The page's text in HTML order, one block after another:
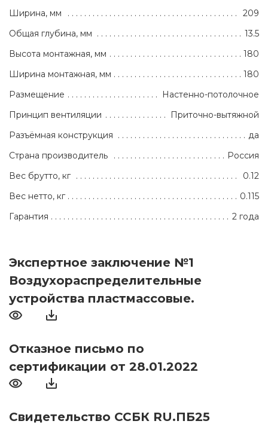
Ширина, мм
209
Общая глубина, мм
13.5
Высота монтажная, мм
180
Ширина монтажная, мм
180
Размещение
Настенно-потолочное
Принцип вентиляции
Приточно-вытяжной
Разъёмная конструкция
да
Страна производитель
Россия
Вес брутто, кг
0.12
Вес нетто, кг
0.115
Гарантия
2 года
Экспертное заключение №1
Воздухораспределительные
устройства пластмассовые.
Отказное письмо по
сертификации от 28.01.2022
Свидетельство ССБК RU.ПБ25